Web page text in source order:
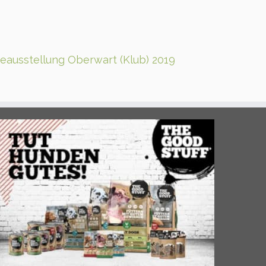
Oberwart (Klub) 2019